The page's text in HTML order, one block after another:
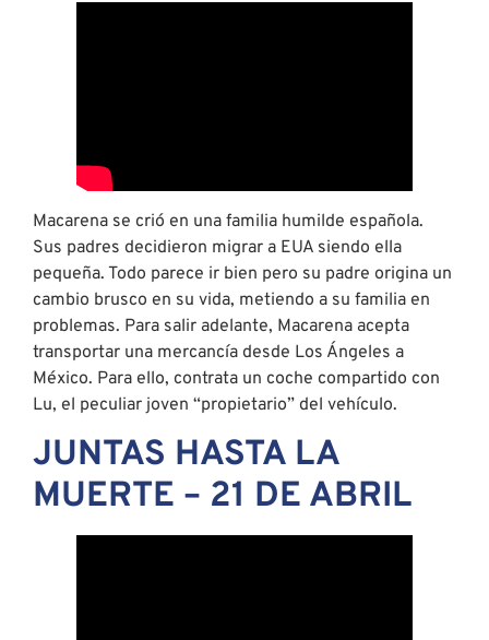
Macarena se crió en una familia humilde española.
Sus padres decidieron migrar a EUA siendo ella
pequeña. Todo parece ir bien pero su padre origina un
cambio brusco en su vida, metiendo a su familia en
problemas. Para salir adelante, Macarena acepta
transportar una mercancía desde Los Ángeles a
México. Para ello, contrata un coche compartido con
Lu, el peculiar joven “propietario” del vehículo.
JUNTAS HASTA LA
MUERTE – 21 DE ABRIL